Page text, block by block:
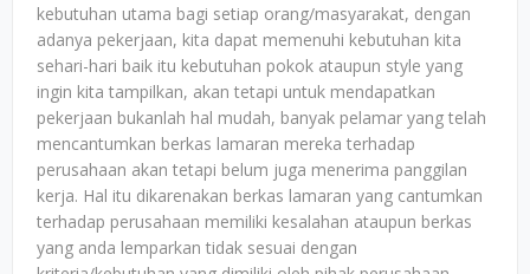
kebutuhan utama bagi setiap orang/masyarakat, dengan
adanya pekerjaan, kita dapat memenuhi kebutuhan kita
sehari-hari baik itu kebutuhan pokok ataupun style yang
ingin kita tampilkan, akan tetapi untuk mendapatkan
pekerjaan bukanlah hal mudah, banyak pelamar yang telah
mencantumkan berkas lamaran mereka terhadap
perusahaan akan tetapi belum juga menerima panggilan
kerja. Hal itu dikarenakan berkas lamaran yang cantumkan
terhadap perusahaan memiliki kesalahan ataupun berkas
yang anda lemparkan tidak sesuai dengan